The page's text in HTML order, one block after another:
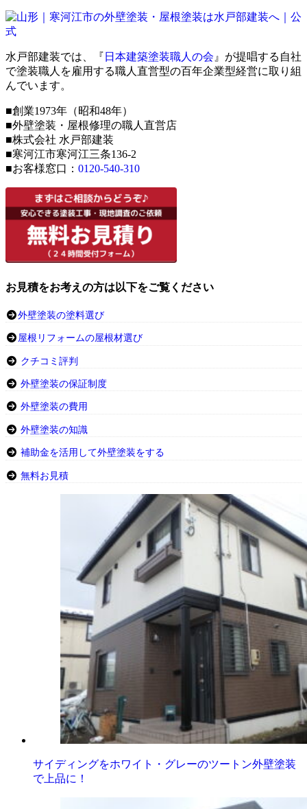
水戸部建装では、『 日本建築塗装職人の会 』が提唱する自社
で塗装職人を雇用する職人直営型の百年企業型経営に取り組
んでいます。
■創業1973年（昭和48年）
■外壁塗装・屋根修理の職人直営店
■株式会社 水戸部建装
■寒河江市寒河江三条136-2
■お客様窓口： 0120-540-310
お見積をお考えの方は以下をご覧ください
外壁塗装の塗料選び
屋根リフォームの屋根材選び
クチコミ評判
外壁塗装の保証制度
外壁塗装の費用
外壁塗装の知識
補助金を活用して外壁塗装をする
無料お見積
サイディングをホワイト・グレーのツートン外壁塗装
で上品に！